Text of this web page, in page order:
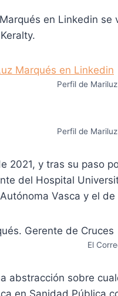
en Linkedin
Perfil de
Perfil de
2021, y tras su paso
del Hospital
Vasca y el
El
abstracción sobre
en Sanidad Pública